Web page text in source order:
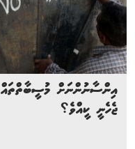
އިންސާނުންނަށް މުސީބާތްތައް
ޖެހެނީ ކީއްވެ؟